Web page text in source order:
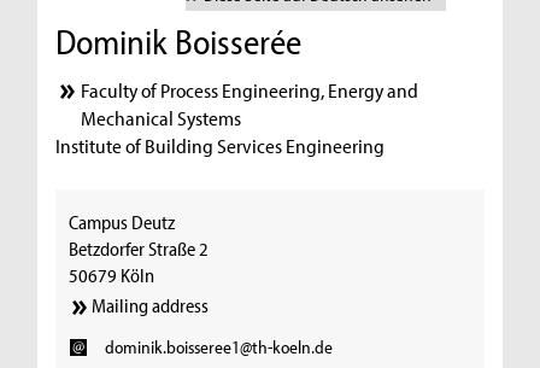
Dominik Boisserée
Faculty of Process Engineering, Energy and
Mechanical Systems
Institute of Building Services Engineering
Campus Deutz
Betzdorfer Straße 2
50679 Köln
Mailing address
dominik.boisseree1@th-koeln.de